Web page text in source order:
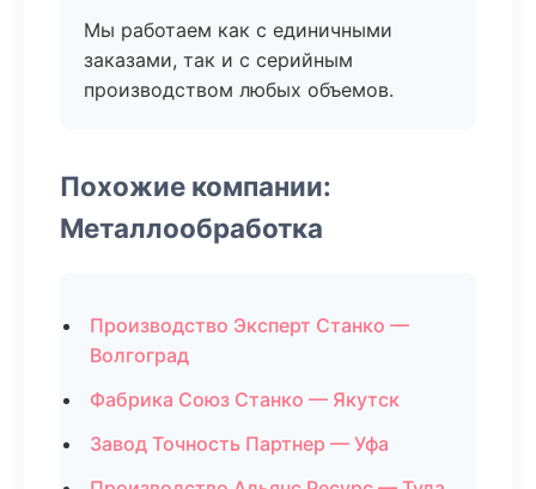
Мы работаем как с единичными
заказами, так и с серийным
производством любых объемов.
Похожие компании:
Металлообработка
Производство Эксперт Станко —
Волгоград
Фабрика Союз Станко — Якутск
Завод Точность Партнер — Уфа